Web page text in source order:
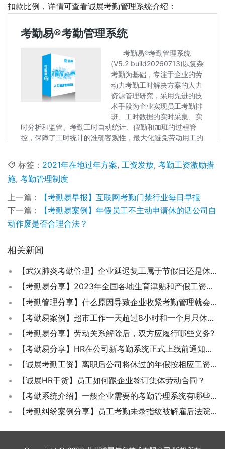
扣款比例，详情可查看诚展考勤管理系统介绍：
标签： 2021年在地过年方案, 工资发放, 考勤工资激励措
施, 考勤管理制度
上一篇：
【考勤易早报】互联网考勤门禁行业每日早报
下一篇：
【考勤易案例】年假员工不主动申请休的话公司自
动作废是否合理合法？
相关新闻
【武汉肺炎考勤管理】企业延迟复工属于节假日还是休息日?
【考勤易分享】2023年全国各地生育津贴和产假工资计算方法
【考勤管理分享】什么原因导致企业收紧考勤管理就会有员工辞职呢？
【考勤易案例】超市工作一天超过8小时和一个月只休息4天是否违反劳动法？
【考勤易分享】劳动关系解除后，双方应履行哪些义务?
【考勤易分享】HR在公司新考勤系统正式上线前通知通告该如何写呢？
【诚展考勤工资】离职后公司将休过的年假按相应工资扣除合法吗？
【诚展HR干货】员工如何跟企业签订集体劳动合同？
【考勤系统介绍】一般企业需要的考勤管理系统有哪些功能模块？
【考勤纠纷案例分享】员工考勤未录指纹被解雇后法院为何判赔？